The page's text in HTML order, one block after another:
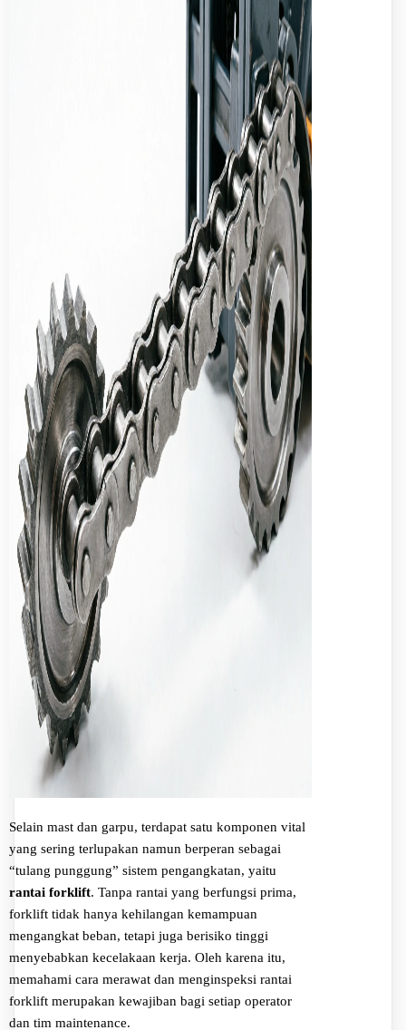
Selain mast dan garpu, terdapat satu komponen vital
yang sering terlupakan namun berperan sebagai
“tulang punggung” sistem pengangkatan, yaitu
rantai forklift. Tanpa rantai yang berfungsi prima,
forklift tidak hanya kehilangan kemampuan
mengangkat beban, tetapi juga berisiko tinggi
menyebabkan kecelakaan kerja. Oleh karena itu,
memahami cara merawat dan menginspeksi rantai
forklift merupakan kewajiban bagi setiap operator
dan tim maintenance.